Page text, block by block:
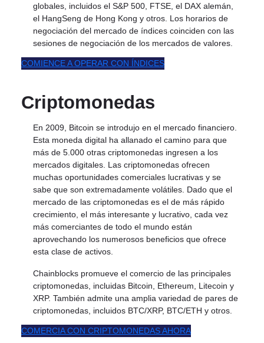
globales, incluidos el S&P 500, FTSE, el DAX alemán,
el HangSeng de Hong Kong y otros. Los horarios de
negociación del mercado de índices coinciden con las
sesiones de negociación de los mercados de valores.
COMIENCE A OPERAR CON ÍNDICES
Criptomonedas
En 2009, Bitcoin se introdujo en el mercado financiero.
Esta moneda digital ha allanado el camino para que
más de 5.000 otras criptomonedas ingresen a los
mercados digitales. Las criptomonedas ofrecen
muchas oportunidades comerciales lucrativas y se
sabe que son extremadamente volátiles. Dado que el
mercado de las criptomonedas es el de más rápido
crecimiento, el más interesante y lucrativo, cada vez
más comerciantes de todo el mundo están
aprovechando los numerosos beneficios que ofrece
esta clase de activos.
Chainblocks promueve el comercio de las principales
criptomonedas, incluidas Bitcoin, Ethereum, Litecoin y
XRP. También admite una amplia variedad de pares de
criptomonedas, incluidos BTC/XRP, BTC/ETH y otros.
COMERCIA CON CRIPTOMONEDAS AHORA